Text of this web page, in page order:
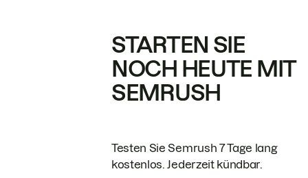
STARTEN SIE
NOCH HEUTE MIT
SEMRUSH
Testen Sie Semrush 7 Tage lang
kostenlos. Jederzeit kündbar.